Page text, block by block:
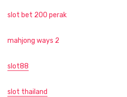
slot bet 200 perak
mahjong ways 2
slot88
slot thailand